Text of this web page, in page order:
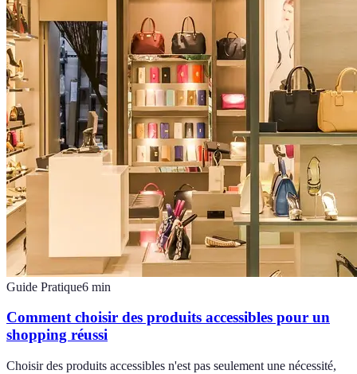
Guide Pratique6 min
Comment choisir des produits accessibles pour un
shopping réussi
Choisir des produits accessibles n'est pas seulement une nécessité,